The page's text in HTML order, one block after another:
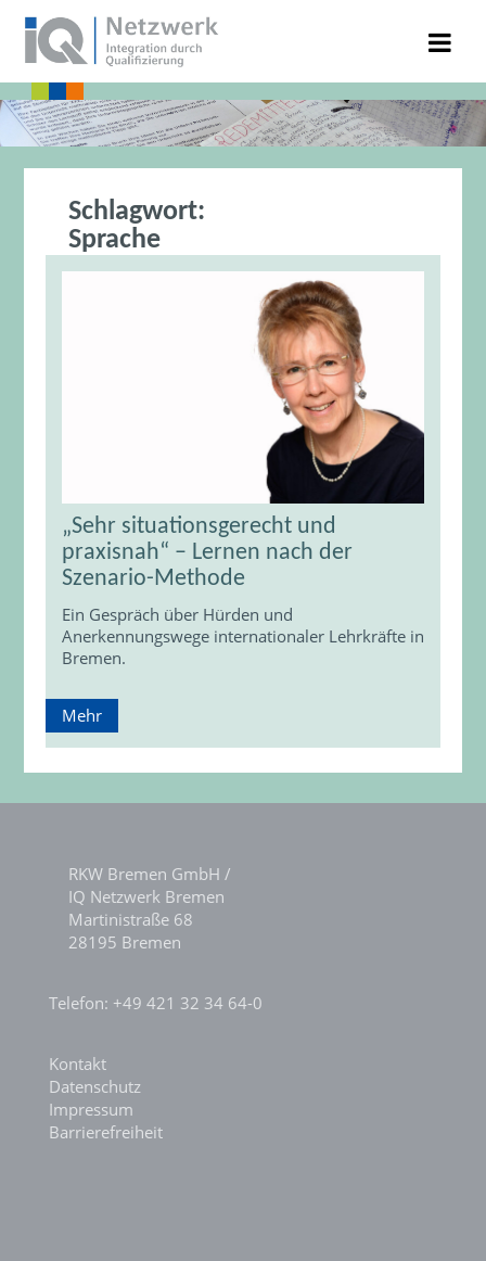
Schlagwort:
Sprache
„Sehr situationsgerecht und
praxisnah“ – Lernen nach der
Szenario-Methode
Ein Gespräch über Hürden und
Anerkennungswege internationaler Lehrkräfte in
Bremen.
Mehr
RKW Bremen GmbH /
IQ Netzwerk Bremen
Martinistraße 68
28195 Bremen
Telefon: +49 421 32 34 64-0
Kontakt
Datenschutz
Impressum
Barrierefreiheit